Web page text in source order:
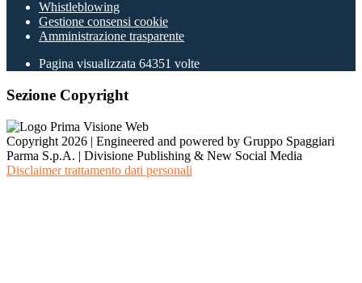
Whistleblowing
Gestione consensi cookie
Amministrazione trasparente
Pagina visualizzata 64351 volte
Sezione Copyright
Copyright 2026 | Engineered and powered by Gruppo Spaggiari
Parma S.p.A. | Divisione Publishing & New Social Media
Disclaimer trattamento dati personali